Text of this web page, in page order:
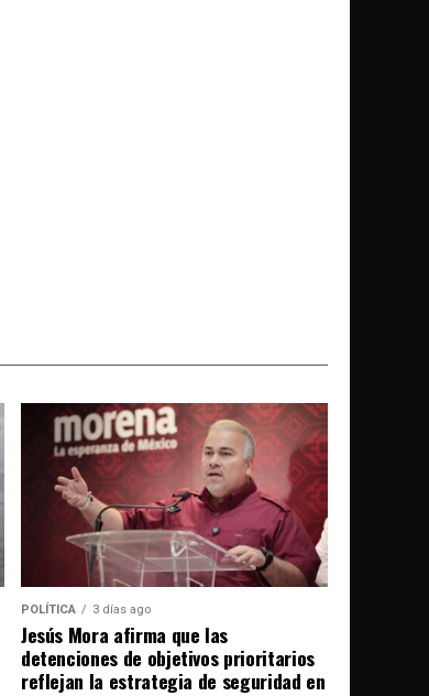
POLÍTICA 3 días ago
Jesús Mora afirma que las
detenciones de objetivos prioritarios
reflejan la estrategia de seguridad en